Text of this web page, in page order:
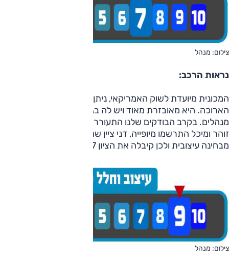
צילום: מנהל
נראות הרכב:
המכונית מיועדת לשוק האמריקאי, ניתן לראות זאת לפי החזות
הארוכה. היא מאובזרת מאוד ויש לה בגאז' גדול ביחס למכוניות
מנהלים. בקרב הבודקים שלנו התעוררה מחלוקת באשר לציון
זוהר ומיכל התרשמו מיופייה, דני ציין שהיא אינה פורצת דרך
מבחינה עיצובית ולכן קיבלה את הציון 7.
צילום: מנהל